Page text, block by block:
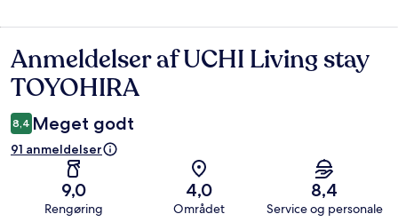
Anmeldelser
Anmeldelser af UCHI Living stay
TOYOHIRA
8,4 Meget godt
91 anmeldelser
9,0
Rengøring
4,0
Området
8,4
Service og personale